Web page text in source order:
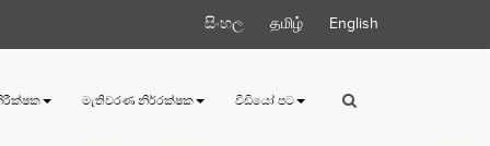
සිංහල தமிழ் English
මැතිවරණ නිර්‍රක්ෂක වීඩියෝ පට